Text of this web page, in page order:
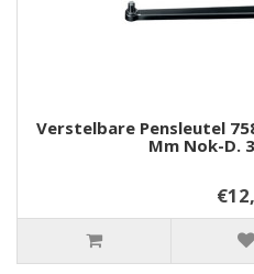
Verstelbare Pensleutel
Mm Nok-D.